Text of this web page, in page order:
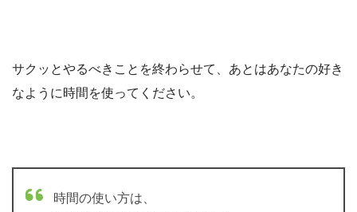
サクッとやるべきことを終わらせて、あとはあなたの好き
なように時間を使ってください。
時間の使い方は、